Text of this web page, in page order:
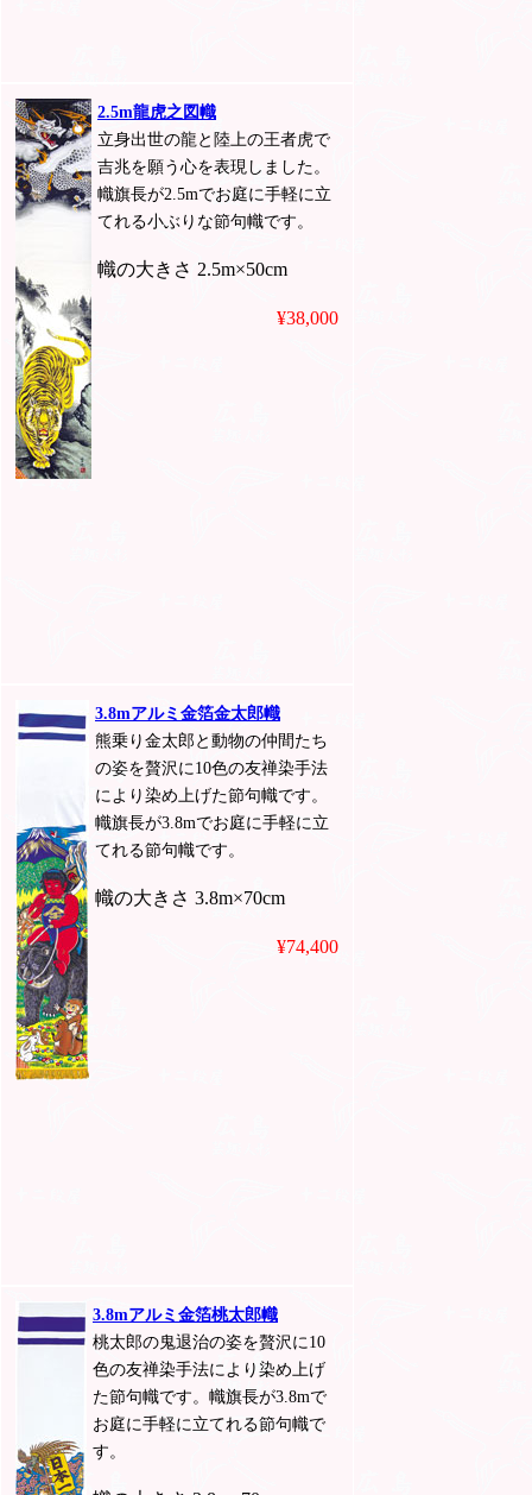
2.5m龍虎之図幟
立身出世の龍と陸上の王者虎で
吉兆を願う心を表現しました。
幟旗長が2.5mでお庭に手軽に立
てれる小ぶりな節句幟です。
幟の大きさ 2.5m×50cm
¥38,000
3.8mアルミ金箔金太郎幟
熊乗り金太郎と動物の仲間たち
の姿を贅沢に10色の友禅染手法
により染め上げた節句幟です。
幟旗長が3.8mでお庭に手軽に立
てれる節句幟です。
幟の大きさ 3.8m×70cm
¥74,400
3.8mアルミ金箔桃太郎幟
桃太郎の鬼退治の姿を贅沢に10
色の友禅染手法により染め上げ
た節句幟です。幟旗長が3.8mで
お庭に手軽に立てれる節句幟で
す。